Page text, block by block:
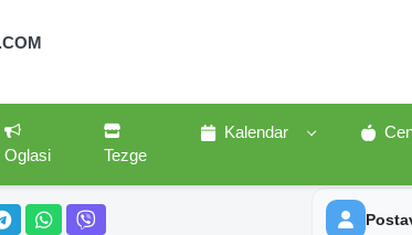
Oglasi Tezge
Kalendar